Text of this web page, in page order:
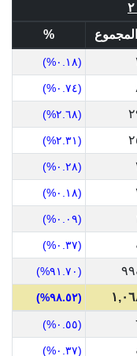
المجموع
%
(٠.١٨%)
(٠.٧٤%)
(٢.٦٨%)
(٢.٣١%)
(٠.٢٨%)
(٠.١٨%)
(٠.٠٩%)
(٠.٣٧%)
(٩١.٧٠%)
(٩٨.٥٢%)
(٠.٥٥%)
(٠.٣٧%)